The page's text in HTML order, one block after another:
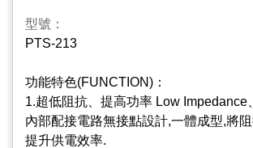
源時按下“OFF”切斷本插座電源, 同時斷
識別插座是否正常工作.
5.2+3孔多功能擴充座, 2 Plus 3 Port
And Ulti-Hubs Design
方便2P和3P的家電共用;
型號：
PTS-213
功能特色(FUNCTION)：
1.超低阻抗、提高功率 Low Impedance
內部配接電路無接點設計,一體成型,將
提升供電效率.